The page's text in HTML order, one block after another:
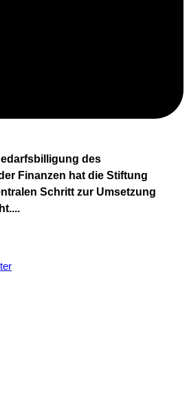
des
Finanzen hat die Stiftung
Schritt zur Umsetzung